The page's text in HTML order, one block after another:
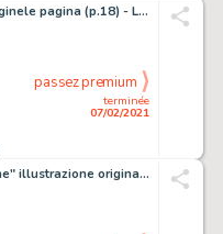
Suske en Wiske - Originele pagina (p.18) - Lambiorix - (1973)
terminée
07/02/2021
passez premium
Jacovitti - "Il Salgarone" illustrazione originale pag.89 retrocolorata cm. 25x35 - Loose page